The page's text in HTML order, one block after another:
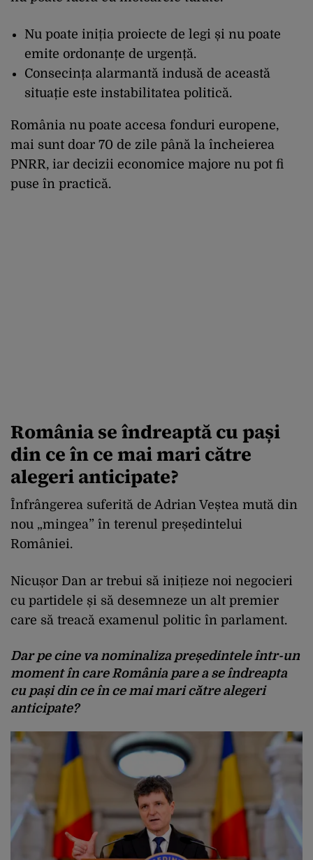
Nu poate iniția proiecte de legi și nu poate
emite ordonanțe de urgență.
Consecința alarmantă indusă de această
situație este instabilitatea politică.
România nu poate accesa fonduri europene,
mai sunt doar 70 de zile până la încheierea
PNRR, iar decizii economice majore nu pot fi
puse în practică.
România se îndreaptă cu pași
din ce în ce mai mari către
alegeri anticipate?
Înfrângerea suferită de Adrian Veștea mută din
nou „mingea” în terenul președintelui
României.
Nicușor Dan ar trebui să inițieze noi negocieri
cu partidele și să desemneze un alt premier
care să treacă examenul politic în parlament.
Dar pe cine va nominaliza președintele într-un
moment în care România pare a se îndreapta
cu pași din ce în ce mai mari către alegeri
anticipate?